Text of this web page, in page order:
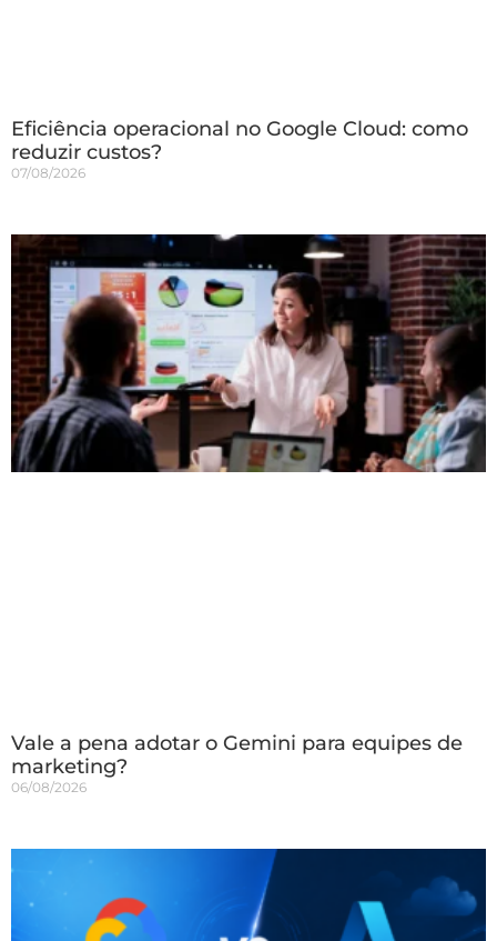
Eficiência operacional no Google Cloud: como
reduzir custos?
07/08/2026
Vale a pena adotar o Gemini para equipes de
marketing?
06/08/2026